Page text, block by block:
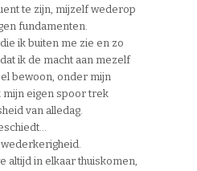
te zijn, mijzelf wederop
fundamenten.
ik buiten me zie en zo
ik de macht aan mezelf
bewoon, onder mijn
mijn eigen spoor trek
van alledag.
altijd in elkaar thuiskomen,